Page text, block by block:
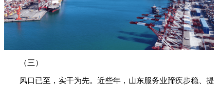
（三）
风口已至，实干为先。近些年，山东服务业蹄疾步稳、提